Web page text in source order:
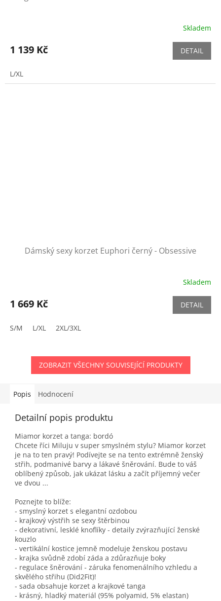
Skladem
1 139 Kč DETAIL
L/XL
Dámský sexy korzet Euphori černý - Obsessive
Skladem
1 669 Kč DETAIL
S/M L/XL 2XL/3XL
ZOBRAZIT VŠECHNY SOUVISEJÍCÍ PRODUKTY
Popis Hodnocení
Detailní popis produktu
Miamor korzet a tanga: bordó
Chcete říci Miluju v super smyslném stylu? Miamor korzet
je na to ten pravý! Podívejte se na tento extrémně ženský
střih, podmanivé barvy a lákavé šněrování. Bude to váš
oblíbený způsob, jak ukázat lásku a začít příjemný večer
ve dvou ...
Poznejte to blíže:
- smyslný korzet s elegantní ozdobou
- krajkový výstřih se sexy štěrbinou
- dekorativní, lesklé knoflíky - detaily zvýrazňující ženské
kouzlo
- vertikální kostice jemně modeluje ženskou postavu
- krajka svůdně zdobí záda a zdůrazňuje boky
- regulace šněrování - záruka fenomenálního vzhledu a
skvělého střihu (Did2Fit)!
- sada obsahuje korzet a krajkové tanga
- krásný, hladký materiál (95% polyamid, 5% elastan)